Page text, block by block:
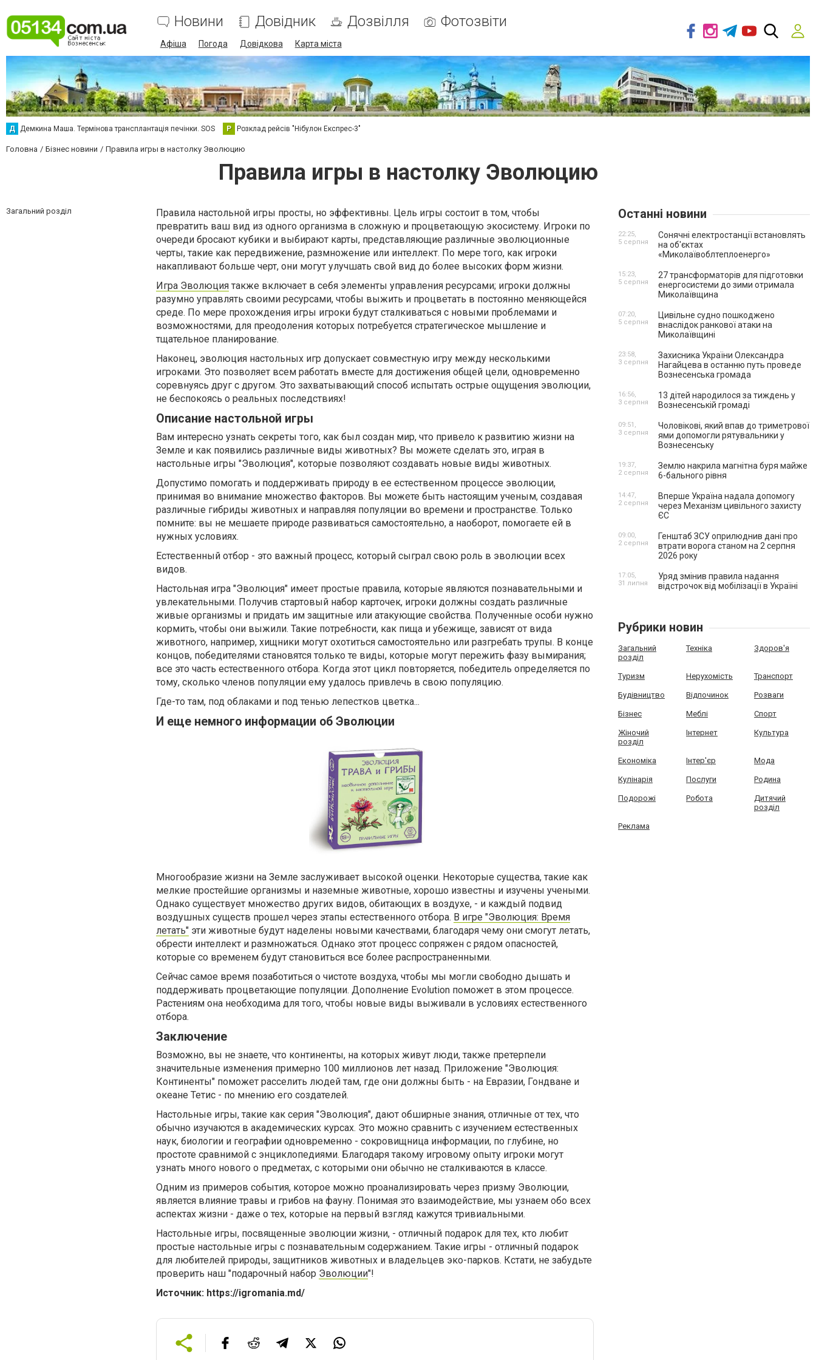
Новини Довідник Дозвілля Фотозвіти
Афіша Погода Довідкова Карта міста
Д Демкина Маша. Термінова трансплантація печінки. SOS Р Розклад рейсів "Нібулон Експрес-3"
Головна Бізнес новини Правила игры в настолку Эволюцию
Правила игры в настолку Эволюцию
Загальний розділ
Правила настольной игры просты, но эффективны. Цель игры состоит в том, чтобы
превратить ваш вид из одного организма в сложную и процветающую экосистему. Игроки по
очереди бросают кубики и выбирают карты, представляющие различные эволюционные
черты, такие как передвижение, размножение или интеллект. По мере того, как игроки
накапливают больше черт, они могут улучшать свой вид до более высоких форм жизни.
Игра Эволюция также включает в себя элементы управления ресурсами; игроки должны
разумно управлять своими ресурсами, чтобы выжить и процветать в постоянно меняющейся
среде. По мере прохождения игры игроки будут сталкиваться с новыми проблемами и
возможностями, для преодоления которых потребуется стратегическое мышление и
тщательное планирование.
Наконец, эволюция настольных игр допускает совместную игру между несколькими
игроками. Это позволяет всем работать вместе для достижения общей цели, одновременно
соревнуясь друг с другом. Это захватывающий способ испытать острые ощущения эволюции,
не беспокоясь о реальных последствиях!
Описание настольной игры
Вам интересно узнать секреты того, как был создан мир, что привело к развитию жизни на
Земле и как появились различные виды животных? Вы можете сделать это, играя в
настольные игры "Эволюция", которые позволяют создавать новые виды животных.
Допустимо помогать и поддерживать природу в ее естественном процессе эволюции,
принимая во внимание множество факторов. Вы можете быть настоящим ученым, создавая
различные гибриды животных и направляя популяции во времени и пространстве. Только
помните: вы не мешаете природе развиваться самостоятельно, а наоборот, помогаете ей в
нужных условиях.
Естественный отбор - это важный процесс, который сыграл свою роль в эволюции всех
видов.
Настольная игра "Эволюция" имеет простые правила, которые являются познавательными и
увлекательными. Получив стартовый набор карточек, игроки должны создать различные
живые организмы и придать им защитные или атакующие свойства. Полученные особи нужно
кормить, чтобы они выжили. Такие потребности, как пища и убежище, зависят от вида
животного, например, хищники могут охотиться самостоятельно или разгребать трупы. В конце
концов, победителями становятся только те виды, которые могут пережить фазу вымирания;
все это часть естественного отбора. Когда этот цикл повторяется, победитель определяется по
тому, сколько членов популяции ему удалось привлечь в свою популяцию.
Где-то там, под облаками и под тенью лепестков цветка...
И еще немного информации об Эволюции
Многообразие жизни на Земле заслуживает высокой оценки. Некоторые существа, такие как
мелкие простейшие организмы и наземные животные, хорошо известны и изучены учеными.
Однако существует множество других видов, обитающих в воздухе, - и каждый подвид
воздушных существ прошел через этапы естественного отбора. В игре "Эволюция: Время
летать" эти животные будут наделены новыми качествами, благодаря чему они смогут летать,
обрести интеллект и размножаться. Однако этот процесс сопряжен с рядом опасностей,
которые со временем будут становиться все более распространенными.
Сейчас самое время позаботиться о чистоте воздуха, чтобы мы могли свободно дышать и
поддерживать процветающие популяции. Дополнение Evolution поможет в этом процессе.
Растениям она необходима для того, чтобы новые виды выживали в условиях естественного
отбора.
Заключение
Возможно, вы не знаете, что континенты, на которых живут люди, также претерпели
значительные изменения примерно 100 миллионов лет назад. Приложение "Эволюция:
Континенты" поможет расселить людей там, где они должны быть - на Евразии, Гондване и
океане Тетис - по мнению его создателей.
Настольные игры, такие как серия "Эволюция", дают обширные знания, отличные от тех, что
обычно изучаются в академических курсах. Это можно сравнить с изучением естественных
наук, биологии и географии одновременно - сокровищница информации, по глубине, но
простоте сравнимой с энциклопедиями. Благодаря такому игровому опыту игроки могут
узнать много нового о предметах, с которыми они обычно не сталкиваются в классе.
Одним из примеров события, которое можно проанализировать через призму Эволюции,
является влияние травы и грибов на фауну. Понимая это взаимодействие, мы узнаем обо всех
аспектах жизни - даже о тех, которые на первый взгляд кажутся тривиальными.
Настольные игры, посвященные эволюции жизни, - отличный подарок для тех, кто любит
простые настольные игры с познавательным содержанием. Такие игры - отличный подарок
для любителей природы, защитников животных и владельцев эко-парков. Кстати, не забудьте
проверить наш "подарочный набор Эволюции"!
Источник: https://igromania.md/
Останні новини
Сонячні електростанції встановлять
на об'єктах
«Миколаївоблтеплоенерго»
22:25,
5 серпня
27 трансформаторів для підготовки
енергосистеми до зими отримала
Миколаївщина
15:23,
5 серпня
Цивільне судно пошкоджено
внаслідок ранкової атаки на
Миколаївщині
07:20,
5 серпня
Захисника України Олександра
Нагайцева в останню путь проведе
Вознесенська громада
23:58,
3 серпня
13 дітей народилося за тиждень у
Вознесенській громаді
16:56,
3 серпня
Чоловікові, який впав до триметрової
ями допомогли рятувальники у
Вознесенську
09:51,
3 серпня
Землю накрила магнітна буря майже
6-бального рівня
19:37,
2 серпня
Вперше Україна надала допомогу
через Механізм цивільного захисту
ЄС
14:47,
2 серпня
Генштаб ЗСУ оприлюднив дані про
втрати ворога станом на 2 серпня
2026 року
09:00,
2 серпня
Уряд змінив правила надання
відстрочок від мобілізації в Україні
17:05,
31 липня
Рубрики новин
Загальний
розділ
Техніка Здоров'я
Туризм Нерухомість Транспорт
Будівництво Відпочинок Розваги
Бізнес Меблі Спорт
Жіночий
розділ
Інтернет Культура
Економіка Інтер'єр Мода
Кулінарія Послуги Родина
Подорожі Робота
Дитячий
розділ
Реклама